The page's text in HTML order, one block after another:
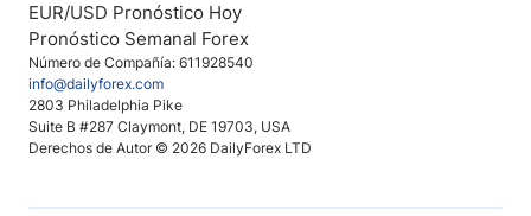
Número de Compañía: 611928540
info@dailyforex.com
2803 Philadelphia Pike
Suite B #287 Claymont, DE 19703, USA
Derechos de Autor © 2026 DailyForex LTD
EUR/USD Pronóstico Hoy
Pronóstico Semanal Forex